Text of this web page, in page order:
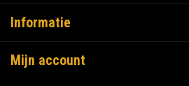
Informatie
Mijn account